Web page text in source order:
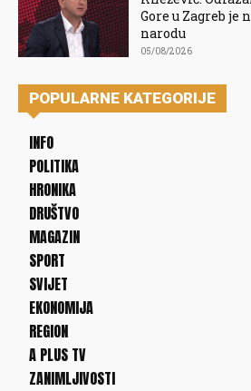
Gore u Zagreb je
narodu
05/08/2026
POPULARNE KATEGORIJE
INFO
POLITIKA
HRONIKA
DRUŠTVO
MAGAZIN
SPORT
SVIJET
EKONOMIJA
REGION
A PLUS TV
ZANIMLJIVOSTI